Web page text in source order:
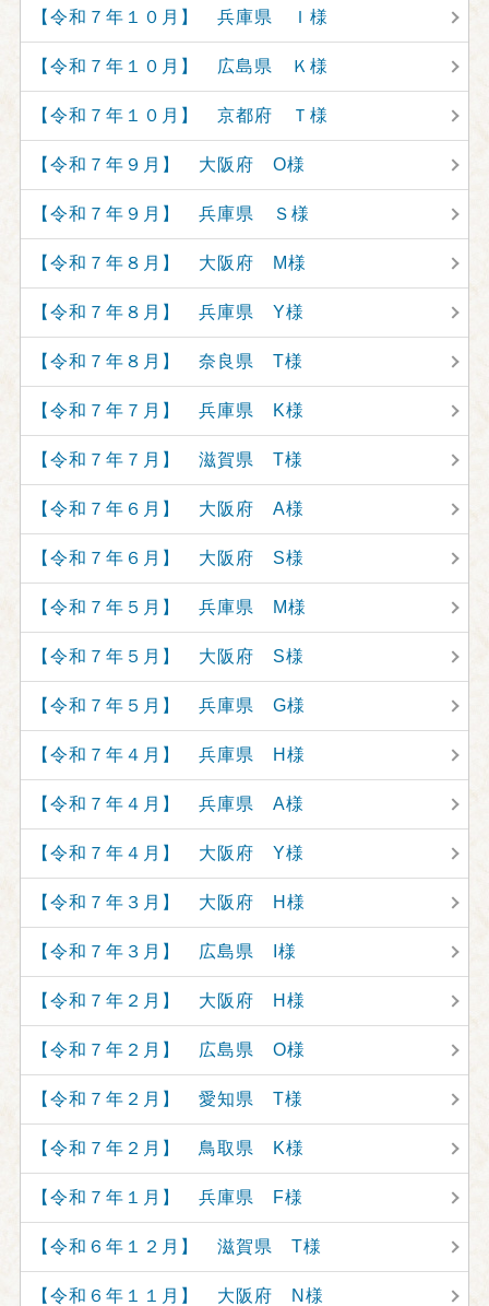
【令和７年１０月】 兵庫県 Ｉ様
【令和７年１０月】 広島県 Ｋ様
【令和７年１０月】 京都府 Ｔ様
【令和７年９月】 大阪府 O様
【令和７年９月】 兵庫県 Ｓ様
【令和７年８月】 大阪府 M様
【令和７年８月】 兵庫県 Y様
【令和７年８月】 奈良県 T様
【令和７年７月】 兵庫県 K様
【令和７年７月】 滋賀県 T様
【令和７年６月】 大阪府 A様
【令和７年６月】 大阪府 S様
【令和７年５月】 兵庫県 M様
【令和７年５月】 大阪府 S様
【令和７年５月】 兵庫県 G様
【令和７年４月】 兵庫県 H様
【令和７年４月】 兵庫県 A様
【令和７年４月】 大阪府 Y様
【令和７年３月】 大阪府 H様
【令和７年３月】 広島県 I様
【令和７年２月】 大阪府 H様
【令和７年２月】 広島県 O様
【令和７年２月】 愛知県 T様
【令和７年２月】 鳥取県 K様
【令和７年１月】 兵庫県 F様
【令和６年１２月】 滋賀県 T様
【令和６年１１月】 大阪府 N様